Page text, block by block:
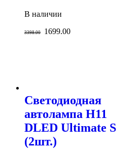
В наличии
3398.00 1699.00
Светодиодная
автолампа H11
DLED Ultimate S
(2шт.)